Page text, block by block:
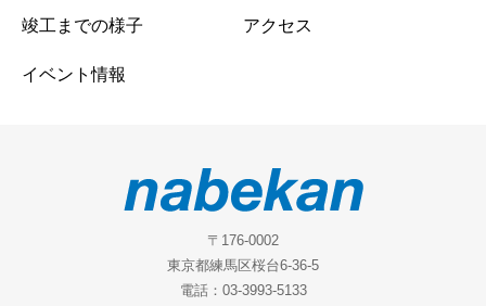
竣工までの様子
イベント情報
アクセス
〒176-0002
東京都練馬区桜台6-36-5
電話：03-3993-5133